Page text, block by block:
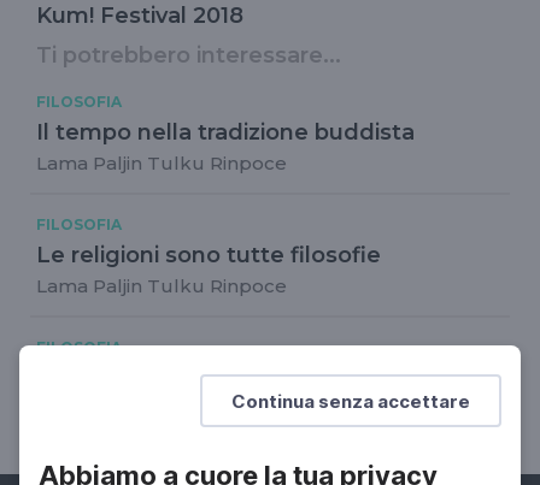
Continua senza accettare
Abbiamo a cuore la tua privacy
Kum! Festival 2018
Ti potrebbero interessare...
FILOSOFIA
Il tempo nella tradizione buddista
Lama Paljin Tulku Rinpoce
FILOSOFIA
Le religioni sono tutte filosofie
Lama Paljin Tulku Rinpoce
FILOSOFIA
Il grande tema del risveglio
Lama Paljin Tulku Rinpoce